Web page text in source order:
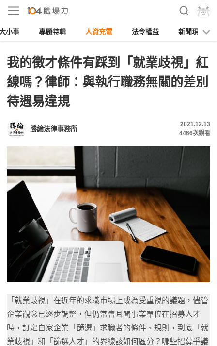
小事 專題特輯 人資充電 法令權益 新聞現場
我的徵才條件有踩到「就業歧視」紅
線嗎？律師：與執行職務無關的差別
待遇易違規
勝綸法律事務所
2021.12.13
4466次觀看
「就業歧視」在近年的求職市場上成為受重視的議題，儘管
企業觀念已逐步調整，但仍常會耳聞事業單位在招募人才
時，訂定自家企業「篩選」求職者的條件、規則，到底「就
業歧視」和「篩選人才」的界線該如何區分？哪些招募爭議